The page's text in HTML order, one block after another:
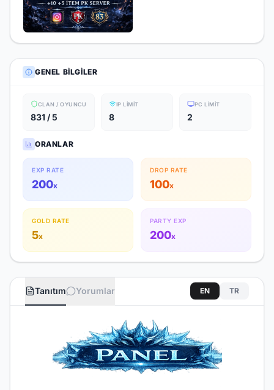
GENEL BILGILER
CLAN / OYUNCU
831 / 5
IP LIMIT
8
PC LIMIT
2
ORANLAR
EXP RATE
200x
DROP RATE
100x
GOLD RATE
5x
PARTY EXP
200x
Tanıtım Yorumlar EN TR